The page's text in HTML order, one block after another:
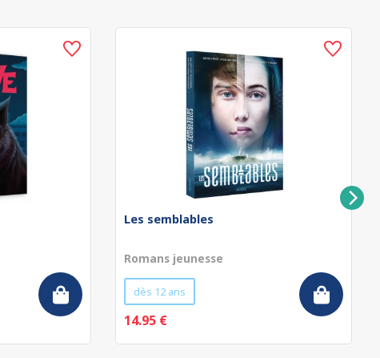
Les semblables
Romans jeunesse
dès 12 ans
14.95 €